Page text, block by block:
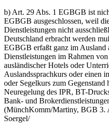
b) Art. 29 Abs. 1 EGBGB ist
EGBGB ausgeschlossen, weil
Dienstleistungen nicht
Deutschland erbracht werden
EGBGB erfaßt ganz im Ausland
Dienstleistungen im Rahmen
ausländischer Hotels oder
Auslandssprachkurs oder einen
oder Segelkurs zum Gegenstand
Neuregelung des IPR, BT-
Bank- und
(MünchKomm/Martiny, BGB
Soergel/